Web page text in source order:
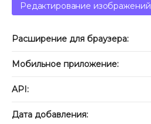
Редактирование изображений
Расширение для браузера:
Мобильное приложение:
API:
Дата добавления: